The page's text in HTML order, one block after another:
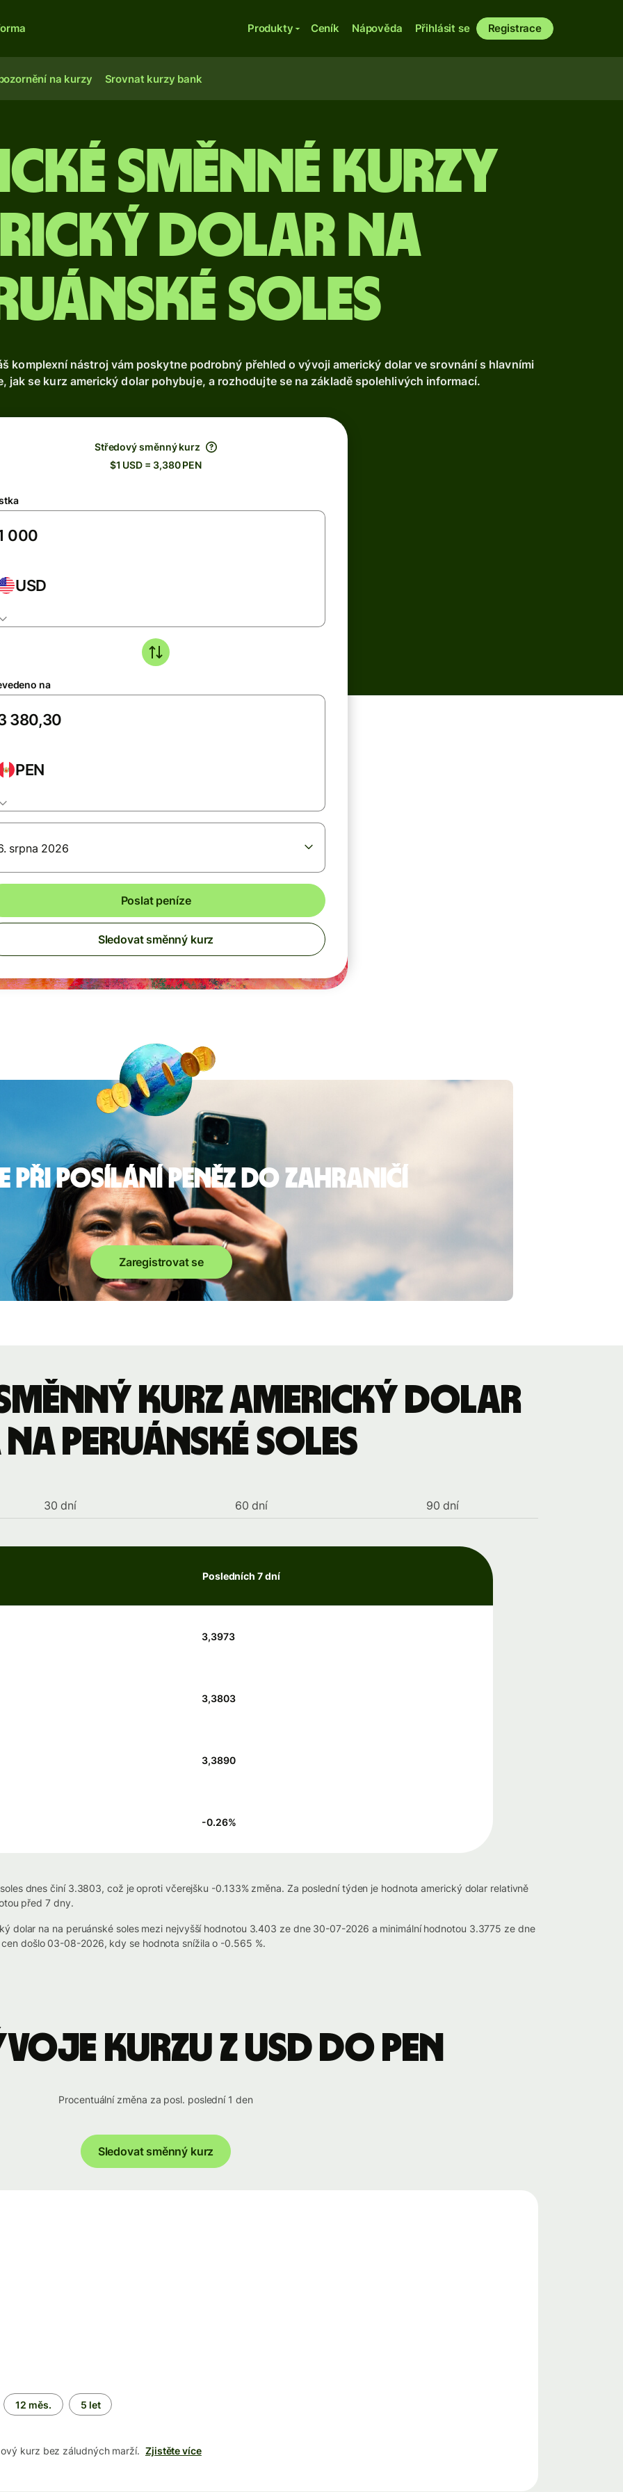
Produkty Ceník Nápověda Přihlásit se Registrace
na kurzy Srovnat kurzy bank
směnné kurzy
dolar na
soles
komplexní nástroj vám poskytne podrobný přehled o vývoji americký dolar ve srovnání s hlavními
jak se kurz americký dolar pohybuje, a rozhodujte se na základě spolehlivých informací.
Středový směnný kurz
$1 USD = 3,380 PEN
USD
na
PEN
srpna 2026
Poslat peníze
Sledovat směnný kurz
při posílání peněz do zahraničí
Zaregistrovat se
kurz americký dolar
na peruánské soles
30 dní 60 dní 90 dní
Posledních 7 dní
3,3973
3,3803
3,3890
-0.26%
dnes činí 3.3803, což je oproti včerejšku -0.133% změna. Za poslední týden je hodnota americký dolar relativně
před 7 dny.
dolar na na peruánské soles mezi nejvyšší hodnotou 3.403 ze dne 30-07-2026 a minimální hodnotou 3.3775 ze dne
došlo 03-08-2026, kdy se hodnota snížila o -0.565 %.
kurzu z USD do PEN
Procentuální změna za posl. poslední 1 den
Sledovat směnný kurz
12 měs. 5 let
kurz bez záludných marží. Zjistěte více